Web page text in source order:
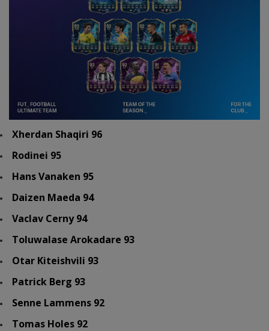
Xherdan Shaqiri 96
Rodinei 95
Hans Vanaken 95
Daizen Maeda 94
Vaclav Cerny 94
Toluwalase Arokadare 93
Otar Kiteishvili 93
Patrick Berg 93
Senne Lammens 92
Tomas Holes 92